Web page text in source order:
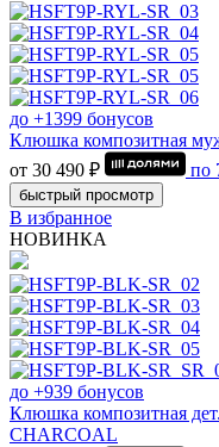
до +1399 бонусов
Клюшка композитная
от 30 490 ₽
по
быстрый просмотр
В избранное
НОВИНКА
до +939 бонусов
Клюшка композитная
CHARCOAL